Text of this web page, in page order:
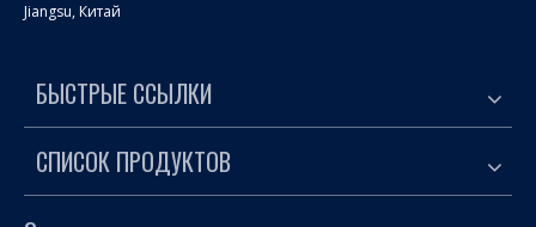
Jiangsu, Китай
БЫСТРЫЕ ССЫЛКИ
СПИСОК ПРОДУКТОВ